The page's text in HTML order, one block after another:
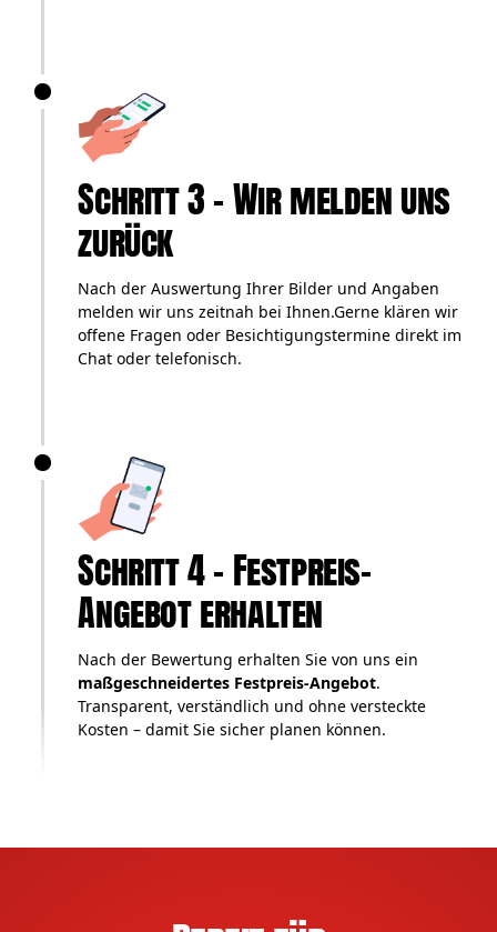
Schritt 3 – Wir melden uns
zurück
Nach der Auswertung Ihrer Bilder und Angaben
melden wir uns zeitnah bei Ihnen.Gerne klären wir
offene Fragen oder Besichtigungstermine direkt im
Chat oder telefonisch.
Schritt 4 – Festpreis-
Angebot erhalten
Nach der Bewertung erhalten Sie von uns ein
maßgeschneidertes Festpreis-Angebot.
Transparent, verständlich und ohne versteckte
Kosten – damit Sie sicher planen können.